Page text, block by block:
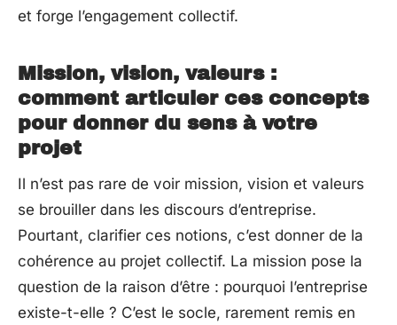
et forge l’engagement collectif.
Mission, vision, valeurs :
comment articuler ces concepts
pour donner du sens à votre
projet
Il n’est pas rare de voir mission, vision et valeurs
se brouiller dans les discours d’entreprise.
Pourtant, clarifier ces notions, c’est donner de la
cohérence au projet collectif. La mission pose la
question de la raison d’être : pourquoi l’entreprise
existe-t-elle ? C’est le socle, rarement remis en